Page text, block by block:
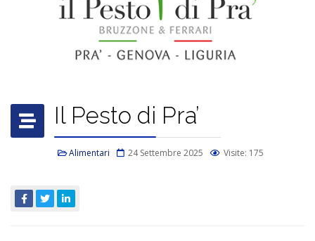
Il Pesto di Pra’
Alimentari 24 Settembre 2025 Visite: 175